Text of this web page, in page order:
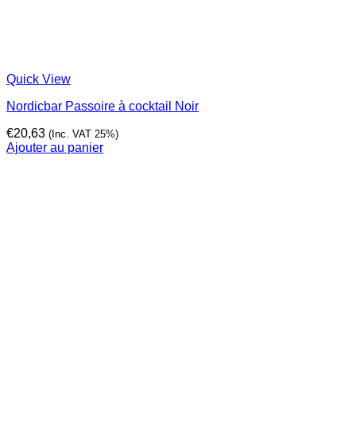
Quick View
Nordicbar Passoire à cocktail Noir
€20,63 (Inc. VAT 25%)
Ajouter au panier